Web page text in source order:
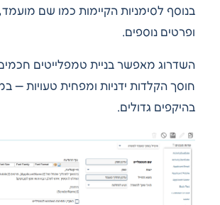
בנוסף לסימניות הקיימות כמו שם
ופרטים נוספים.
השדרוג מאפשר בניית טמפלייטים חכמים
חוסך הקלדות ידניות ומפחית טעויות —
בהיקפים גדולים.